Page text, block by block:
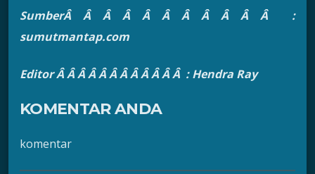
SumberÂ Â Â Â Â Â Â Â Â Â Â :
sumutmantap.com
Editor Â Â Â Â Â Â Â Â Â Â Â Â : Hendra Ray
KOMENTAR ANDA
komentar